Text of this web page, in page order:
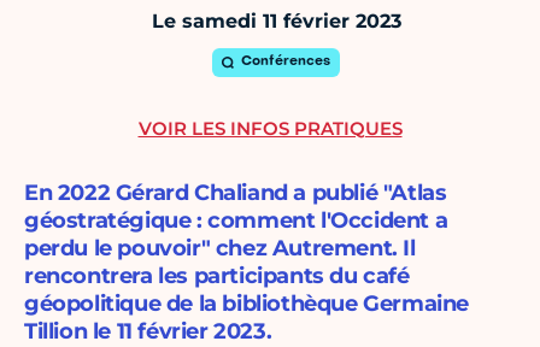
Le samedi 11 février 2023
Conférences
En 2022 Gérard Chaliand a publié "Atlas
géostratégique : comment l'Occident a
perdu le pouvoir" chez Autrement. Il
rencontrera les participants du café
géopolitique de la bibliothèque Germaine
Tillion le 11 février 2023.
VOIR LES INFOS PRATIQUES